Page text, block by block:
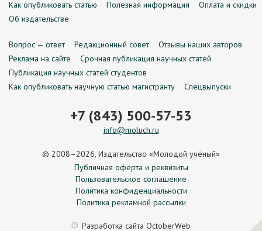
Как опубликовать статью
Полезная информация
Оплата и скидки
Об издательстве
Вопрос — ответ Редакционный совет
Отзывы наших авторов
Реклама на сайте
Срочная публикация научных статей
Публикация научных статей студентов
Как опубликовать научную статью магистранту
Спецвыпуски
+7 (843) 500-57-53
info@moluch.ru
© 2008–2026, Издательство «Молодой учёный»
Публичная оферта и реквизиты
Пользовательское соглашение
Политика конфиденциальности
Политика рекламной рассылки
Разработка сайта OctoberWeb